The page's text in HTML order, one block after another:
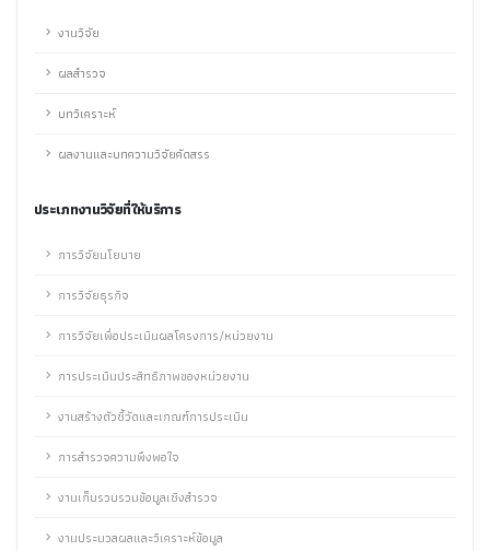
งานวิจัย
ผลสำรวจ
บทวิเคราะห์
ผลงานและบทความวิจัยคัดสรร
ประเภทงานวิจัยที่ให้บริการ
การวิจัยนโยบาย
การวิจัยธุรกิจ
การวิจัยเพื่อประเมินผลโครงการ/หน่วยงาน
การประเมินประสิทธิภาพของหน่วยงาน
งานสร้างตัวชี้วัดและเกณฑ์การประเมิน
การสำรวจความพึงพอใจ
งานเก็บรวบรวมข้อมูลเชิงสำรวจ
งานประมวลผลและวิเคราะห์ข้อมูล